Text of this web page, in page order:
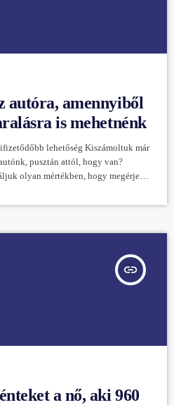
autóra, amennyiből
is mehetnénk
lehetőség Kiszámoltuk már
pusztán attól, hogy van?
olyan mértékben, hogy megérje
nélkül megáll az élet, hiszen
használhatunk, az utazási
insert_link
a nő, aki 960